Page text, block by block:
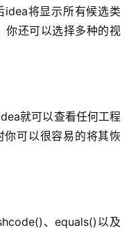
idea将显示所有候选类
你还可以选择多种的视
就可以查看任何工程
你可以很容易的将其恢
、equals()以及